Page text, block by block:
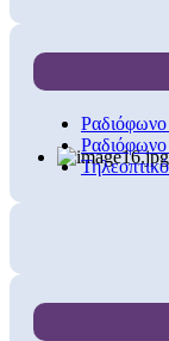
Ραδιόφωνο